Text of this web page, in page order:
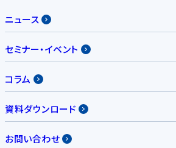
ニュース
セミナー・イベント
コラム
資料ダウンロード
お問い合わせ